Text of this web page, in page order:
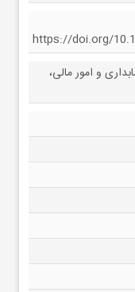
https://doi.org/
و امور مالی،